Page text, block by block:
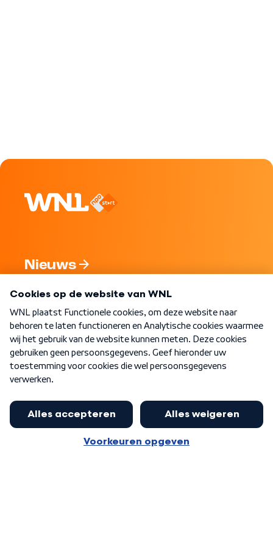
Nieuws
Nieuwsbrief
Word Lid